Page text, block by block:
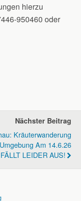
hierzu
950460 oder
Nächster Beitrag
Kräuterwanderung
Am 14.6.26
FÄLLT LEIDER AUS!